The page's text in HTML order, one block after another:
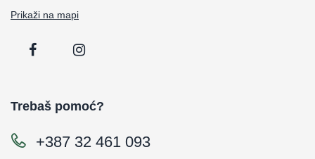
Prikaži na mapi
Trebaš pomoć?
+387 32 461 093